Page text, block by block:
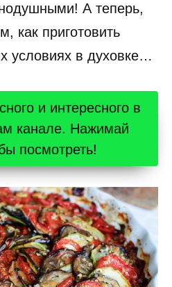
А теперь,
как приготовить
условиях в духовке…
и интересного в
канале. Нажимай
посмотреть!